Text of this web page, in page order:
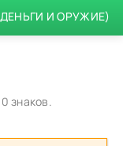
И ОРУЖИЕ)
знаков.